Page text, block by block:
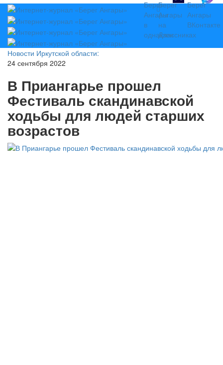
Новости Иркутской области:
24 сентября 2022
В Приангарье прошел
Фестиваль скандинавской
ходьбы для людей старших
возрастов